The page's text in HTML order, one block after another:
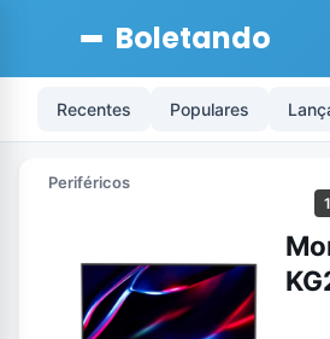
Boletando
Recentes Populares
Periféricos